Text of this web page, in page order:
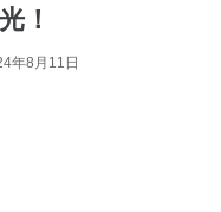
！
年8月11日